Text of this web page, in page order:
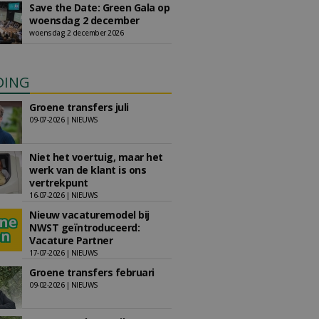
Save the Date: Green Gala op
woensdag 2 december
woensdag 2 december 2026
Groene transfers juli
09-07-2026 | NIEUWS
Niet het voertuig, maar het
werk van de klant is ons
vertrekpunt
16-07-2026 | NIEUWS
Nieuw vacaturemodel bij
NWST geïntroduceerd:
Vacature Partner
17-07-2026 | NIEUWS
Groene transfers februari
09-02-2026 | NIEUWS